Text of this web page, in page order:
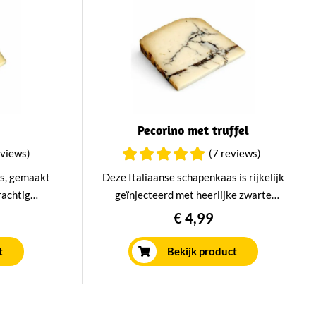
gemaakt
wordt
ook
Pecorino met truffel
(7 reviews)
Deze Italiaanse schapenkaas is rijkelijk
geïnjecteerd met heerlijke zwarte
truffels. Een unieke delicatesse met een
intens pittig karakter. Een ware
sensatie voor de echte kaasliefhebber.
€ 4,99
Bekijk product